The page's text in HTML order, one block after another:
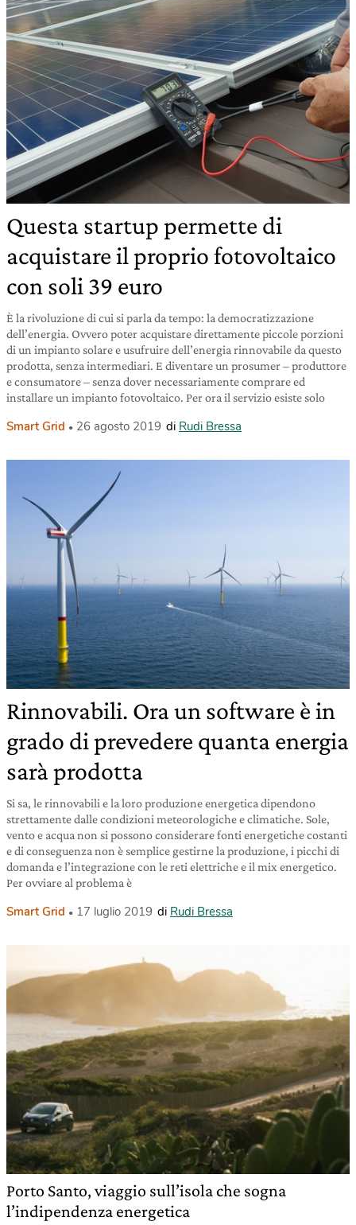
Questa startup permette di
acquistare il proprio fotovoltaico
con soli 39 euro
È la rivoluzione di cui si parla da tempo: la democratizzazione
dell’energia. Ovvero poter acquistare direttamente piccole porzioni
di un impianto solare e usufruire dell’energia rinnovabile da questo
prodotta, senza intermediari. E diventare un prosumer – produttore
e consumatore – senza dover necessariamente comprare ed
installare un impianto fotovoltaico. Per ora il servizio esiste solo
Smart Grid 26 agosto 2019 di Rudi Bressa
Rinnovabili. Ora un software è in
grado di prevedere quanta energia
sarà prodotta
Si sa, le rinnovabili e la loro produzione energetica dipendono
strettamente dalle condizioni meteorologiche e climatiche. Sole,
vento e acqua non si possono considerare fonti energetiche costanti
e di conseguenza non è semplice gestirne la produzione, i picchi di
domanda e l’integrazione con le reti elettriche e il mix energetico.
Per ovviare al problema è
Smart Grid 17 luglio 2019 di Rudi Bressa
Porto Santo, viaggio sull’isola che sogna
l’indipendenza energetica